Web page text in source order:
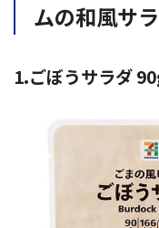
ムの和風サ
1.ごぼうサラダ